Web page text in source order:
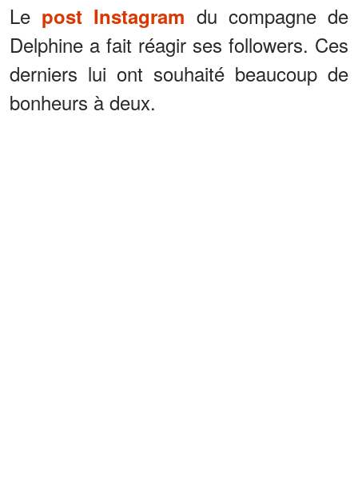
Le post Instagram du compagne de
Delphine a fait réagir ses followers. Ces
derniers lui ont souhaité beaucoup de
bonheurs à deux.